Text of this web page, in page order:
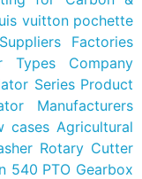
vuitton pochette
Factories
Types Company
Series Product
Manufacturers
cases Agricultural
Rotary Cutter
540 PTO Gearbox